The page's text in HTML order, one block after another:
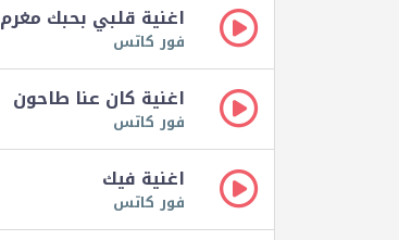
اغنية قلبي بحبك مغرم
فور كاتس
اغنية كان عنا طاحون
فور كاتس
اغنية فيك
فور كاتس